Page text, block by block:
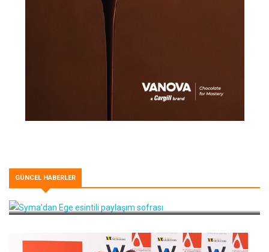
GÜNCEL HABERLER
Syma’dan Ege esintili paylaşım sofrası